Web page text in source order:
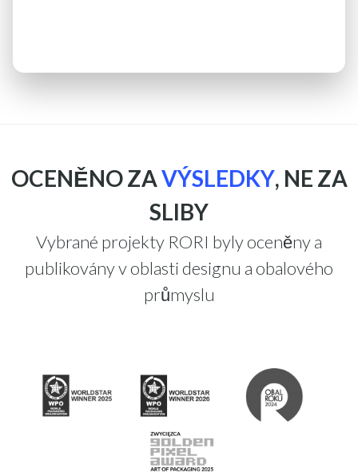
OCENĚNO ZAVÝSLEDKY, NE ZA
SLIBY
Vybrané projekty RORI byly oceněny a
publikovány v oblasti designu a obalového
průmyslu